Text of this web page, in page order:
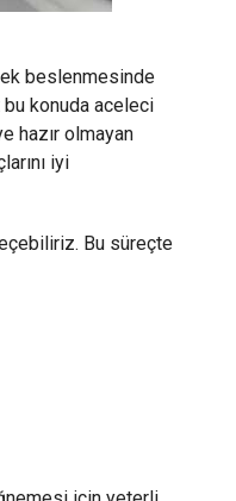
beslenmesinde
konuda aceleci
hazır olmayan
iyi
Bu süreçte